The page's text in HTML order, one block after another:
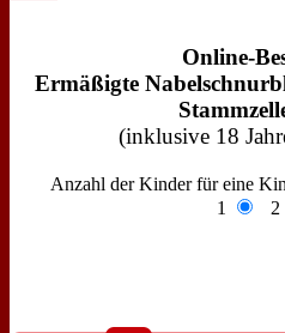
Online-
Ermäßigte
(inklusive 18
Anzahl der Kinder für eine
1
2